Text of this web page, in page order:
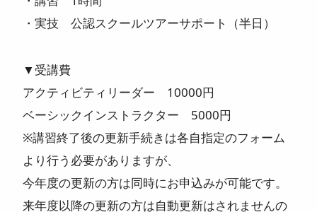
・実技 公認スクールツアーサポート（半日）
▼受講費
アクティビティリーダー 10000円
ベーシックインストラクター 5000円
※講習終了後の更新手続きは各自指定のフォーム
より行う必要がありますが、
今年度の更新の方は同時にお申込みが可能です。
来年度以降の更新の方は自動更新はされませんの